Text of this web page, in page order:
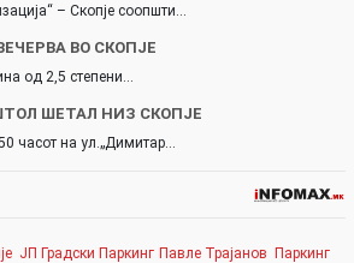
– Скопје соопшти…
ВО СКОПЈЕ
од 2,5 степени…
ШЕТАЛ НИЗ СКОПЈЕ
часот на ул.„Димитар…
ЈП Градски Паркинг Павле Трајанов Паркинг